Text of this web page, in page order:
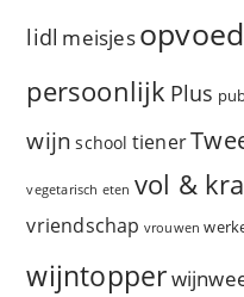
lidl meisjes
persoonlijk Plus
wijn school tiener
vegetarisch eten vol &
vriendschap vrouwen
wijntopper